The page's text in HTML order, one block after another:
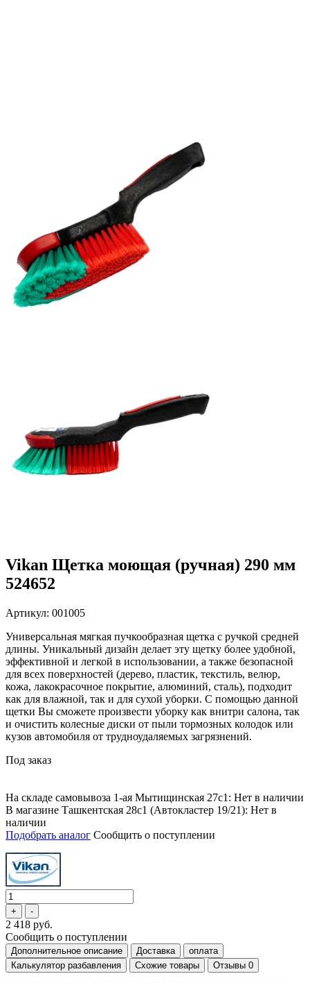
Vikan Щетка моющая (ручная) 290 мм
524652
Артикул: 001005
Универсальная мягкая пучкообразная щетка с ручкой средней
длины. Уникальный дизайн делает эту щетку более удобной,
эффективной и легкой в использовании, а также безопасной
для всех поверхностей (дерево, пластик, текстиль, велюр,
кожа, лакокрасочное покрытие, алюминий, сталь), подходит
как для влажной, так и для сухой уборки. С помощью данной
щетки Вы сможете произвести уборку как внитри салона, так
и очистить колесные диски от пыли тормозных колодок или
кузов автомобиля от трудноудаляемых загрязнений.
Под заказ
На складе самовывоза 1-ая Мытищинская 27с1: Нет в наличии
В магазине Ташкентская 28с1 (Автокластер 19/21): Нет в
наличии
Подобрать аналог Сообщить о поступлении
2 418 руб.
Сообщить о поступлении
Дополнительное описание Доставка
оплата
Калькулятор разбавления
Схожие товары Отзывы 0